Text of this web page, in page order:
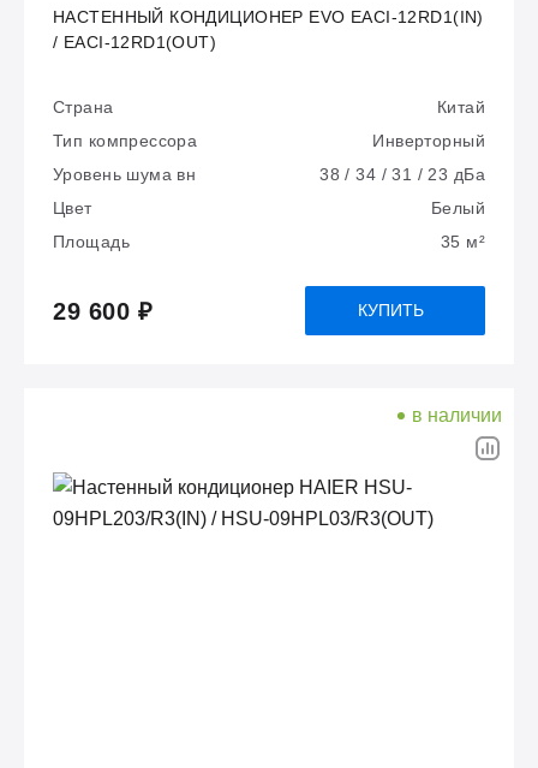
НАСТЕННЫЙ КОНДИЦИОНЕР EVO EACI-12RD1(IN)
/ EACI-12RD1(OUT)
Страна
Китай
Тип компрессора
Инверторный
Уровень шума вн
38 / 34 / 31 / 23 дБа
Цвет
Белый
Площадь
35 м²
29 600 ₽ КУПИТЬ
в наличии